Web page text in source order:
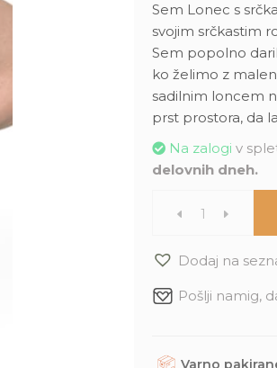
Sem Lonec s
svojim srčkastim
Sem popolno
ko želimo z
sadilnim loncem
prst prostora, da
Na zalogi v
delovnih dneh.
Lonec
srčkastim
Dodaj na
Pošlji namig,
Varno